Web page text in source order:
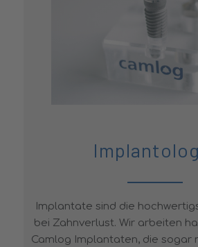
Implantate sind die
bei Zahnverlust. Wir arbeiten
Camlog Implantaten, die sogar